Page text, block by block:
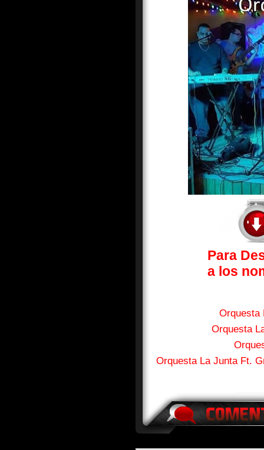
Para
a los
Orquesta
Orquesta
Orquesta La Junta Ft.